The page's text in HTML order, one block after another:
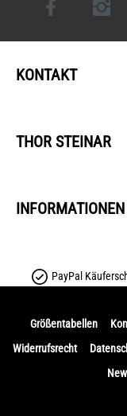
KONTAKT
THOR STEINAR
INFORMATIONEN
PayPal
Größentabellen
Widerrufsrecht